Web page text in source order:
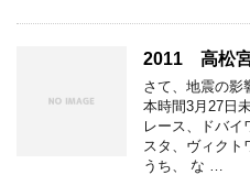
2011 高松
さて、地震の影
本時間3月27日
レース、ドバイ
スタ、ヴィクト
うち、 な …